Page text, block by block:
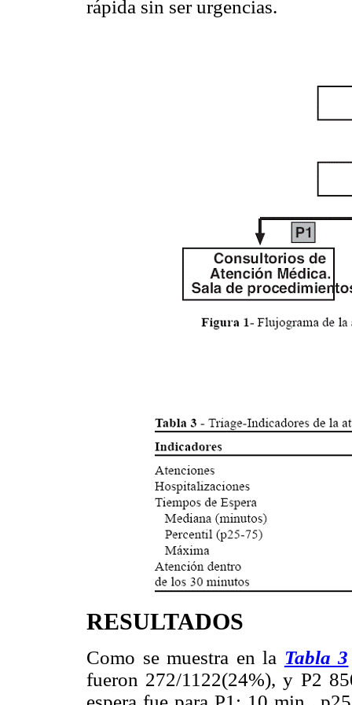
rápida sin ser urgencias.
RESULTADOS
Como se muestra en la Tabla 3
fueron 272/1122(24%), y P2